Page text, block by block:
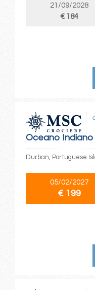
21/09/2028
€ 184
Oceano
Durban, Portuguese
05/02/2027
€ 199